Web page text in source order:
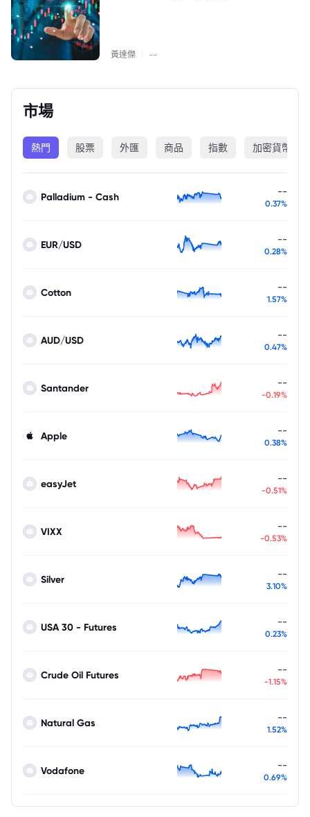
黃達傑 --
市場
熱門 股票 外匯 商品 指數 加密貨幣
Palladium - Cash --
0.37%
EUR/USD --
0.28%
Cotton --
1.57%
AUD/USD --
0.47%
Santander --
-0.19%
Apple --
0.38%
easyJet --
-0.51%
VIXX --
-0.53%
Silver --
3.10%
USA 30 - Futures --
0.23%
Crude Oil Futures --
-1.15%
Natural Gas --
1.52%
Vodafone --
0.69%